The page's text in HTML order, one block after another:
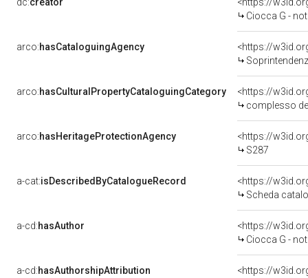
Ciocca G -
arco:hasCataloguingAgency
<https://
Soprintendenza per i
arco:hasCulturalPropertyCataloguingCategory
<https://
complesso
arco:hasHeritageProtectionAgency
<https://
S287
a-cat:isDescribedByCatalogueRecord
<https://
Scheda
a-cd:hasAuthor
<https://
Ciocca G -
a-cd:hasAuthorshipAttribution
<https://